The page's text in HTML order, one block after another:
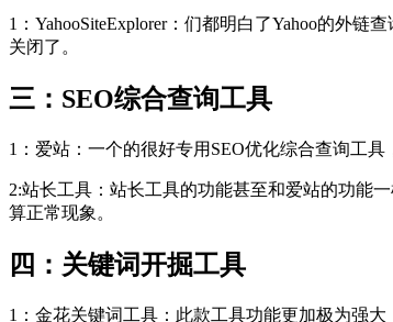
1：YahooSiteExplorer：们都明白了Yahoo的外
关闭了。
三：SEO综合查询工具
1：爱站：一个的很好专用SEO优化综合查询工
2:站长工具：站长工具的功能甚至和爱站的功能
算正常现象。
四：关键词开掘工具
1：金花关键词工具：此款工具功能更加极为强